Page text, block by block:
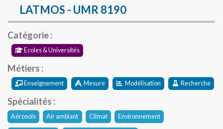
LATMOS - UMR 8190
Catégorie :
Ecoles & Universités
Métiers :
Enseignement Mesure Modélisation Recherche
Spécialités :
Aérosols Air ambiant Climat Environnement